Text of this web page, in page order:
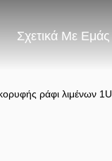
Σχετικά Με Εμάς
ράφι λιμένων